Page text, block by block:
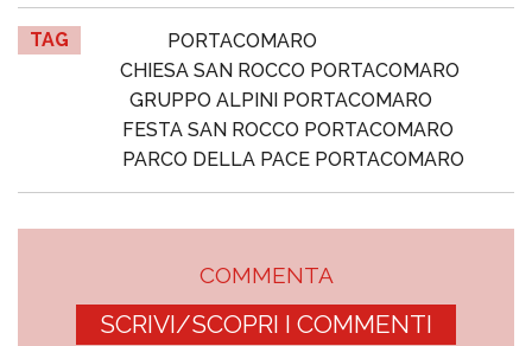
TAG
PORTACOMARO
CHIESA SAN ROCCO PORTACOMARO
GRUPPO ALPINI PORTACOMARO
FESTA SAN ROCCO PORTACOMARO
PARCO DELLA PACE PORTACOMARO
COMMENTA
SCRIVI/SCOPRI I COMMENTI